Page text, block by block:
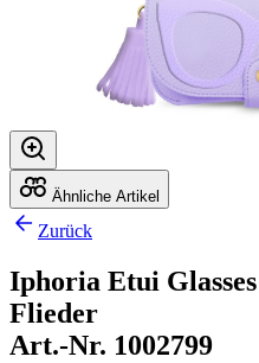
Ähnliche Artikel
Zurück
Iphoria Etui Glasses
Flieder
Art.-Nr. 1002799